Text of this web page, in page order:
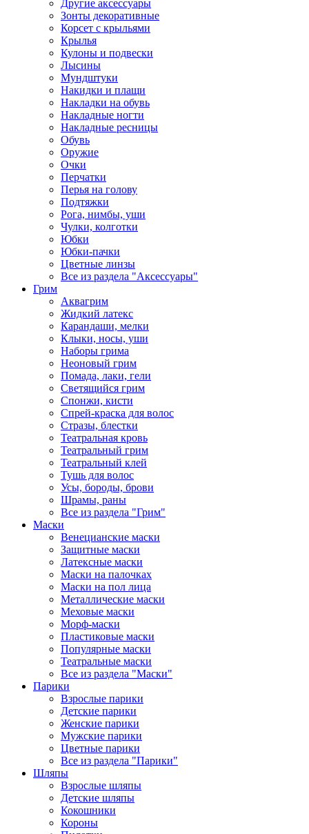
Другие аксессуары
Зонты декоративные
Корсет с крыльями
Крылья
Кулоны и подвески
Лысины
Мундштуки
Накидки и плащи
Накладки на обувь
Накладные ногти
Накладные ресницы
Обувь
Оружие
Очки
Перчатки
Перья на голову
Подтяжки
Рога, нимбы, уши
Чулки, колготки
Юбки
Юбки-пачки
Цветные линзы
Все из раздела "Аксессуары"
Грим
Аквагрим
Жидкий латекс
Карандаши, мелки
Клыки, носы, уши
Наборы грима
Неоновый грим
Помада, лаки, гели
Светящийся грим
Спонжи, кисти
Спрей-краска для волос
Стразы, блестки
Театральная кровь
Театральный грим
Театральный клей
Тушь для волос
Усы, бороды, брови
Шрамы, раны
Все из раздела "Грим"
Маски
Венецианские маски
Защитные маски
Латексные маски
Маски на палочках
Маски на пол лица
Металлические маски
Меховые маски
Морф-маски
Пластиковые маски
Популярные маски
Театральные маски
Все из раздела "Маски"
Парики
Взрослые парики
Детские парики
Женские парики
Мужские парики
Цветные парики
Все из раздела "Парики"
Шляпы
Взрослые шляпы
Детские шляпы
Кокошники
Короны